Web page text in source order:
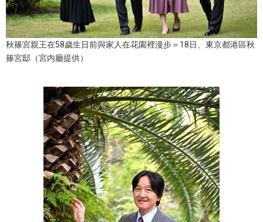
秋篠宮親王在58歲生日前與家人在花園裡漫步＝18日、東京都港區秋
篠宮邸（宮内廳提供）